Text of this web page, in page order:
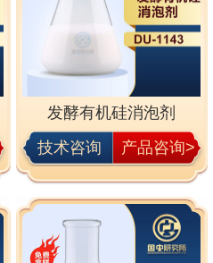
发酵有机硅消泡剂
技术咨询
产品咨询>